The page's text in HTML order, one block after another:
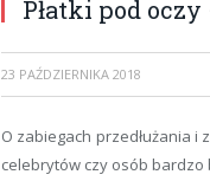
Płatki pod
23 PAŹDZIERNIKA 2018
O zabiegach przedłużania i
celebrytów czy osób bardzo